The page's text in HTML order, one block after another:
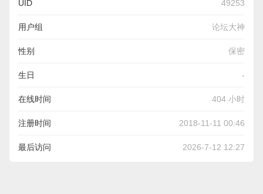
UID 49253
用户组 论坛大神
性别 保密
生日 -
在线时间 404 小时
注册时间 2018-11-11 00:46
最后访问 2026-7-12 12:27